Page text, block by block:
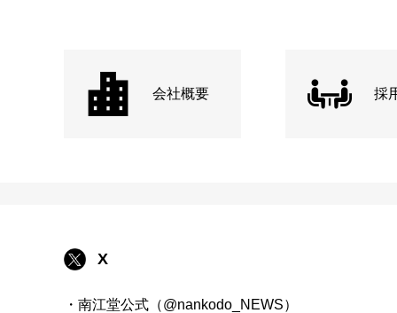
会社概要 採
X
・南江堂公式（@nankodo_NEWS）